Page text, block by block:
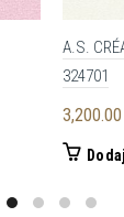
A.S.
324701
3,200.00